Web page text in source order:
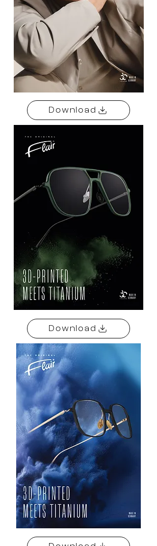
Download
Download